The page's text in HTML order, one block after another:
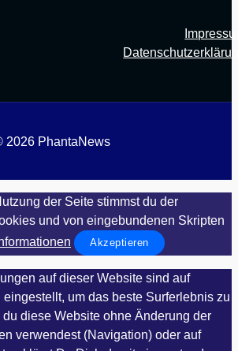
2026 PhantaNews
der Seite stimmst du der
und von eingebundenen Skripten
Akzeptieren
auf dieser Website sind auf
um das beste Surferlebnis zu
diese Website ohne Änderung der
verwendest (Navigation) oder auf